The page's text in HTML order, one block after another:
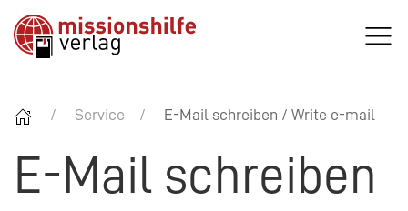
Service E-Mail schreiben / Write e-mail
E-Mail schreiben